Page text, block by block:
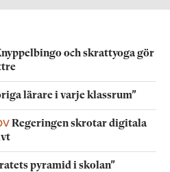
och skrattyoga gör
lärare i varje klassrum”
Regeringen skrotar digitala
pyramid i skolan”